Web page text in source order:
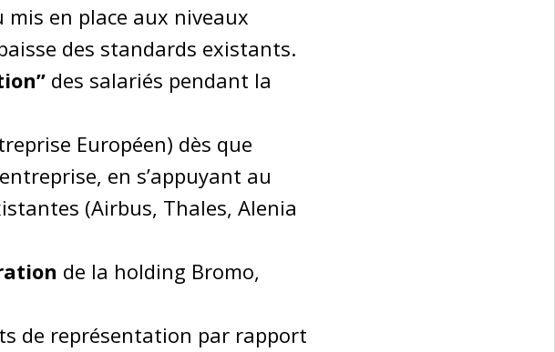
mis en place aux niveaux
des standards existants.
des salariés pendant la
Européen) dès que
en s’appuyant au
(Airbus, Thales, Alenia
de la holding Bromo,
de représentation par rapport